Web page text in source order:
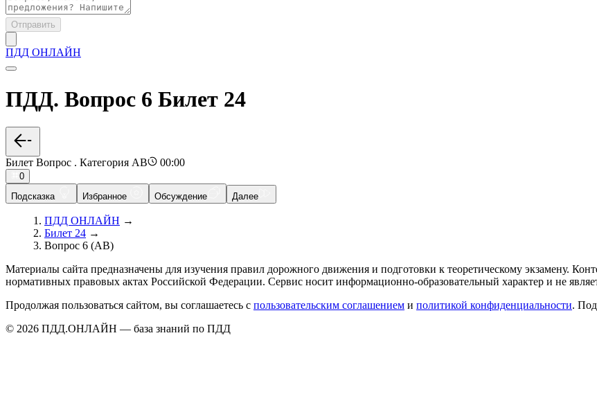
Отправить
ПДД ОНЛАЙН
ПДД. Вопрос 6 Билет 24
Билет Вопрос . Категория AB 00:00
0
Подсказка
Избранное Обсуждение Далее
ПДД ОНЛАЙН →
Билет 24 →
Вопрос 6 (AB)
Материалы сайта предназначены для изучения правил дорожного движения и подготовки к теоретическому экзамену.
нормативных правовых актах Российской Федерации. Сервис носит информационно-образовательный характер и не
Продолжая пользоваться сайтом, вы соглашаетесь с пользовательским соглашением и политикой конфиденциальности.
© 2026 ПДД.ОНЛАЙН — база знаний по ПДД